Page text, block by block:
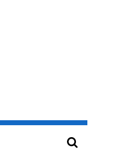
usado durante 13 años la matrícula de